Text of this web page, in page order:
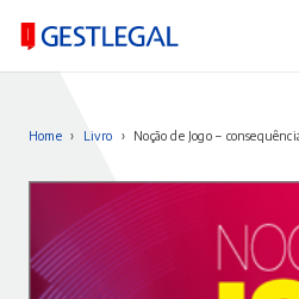
Home › Livro › Noção de Jogo –